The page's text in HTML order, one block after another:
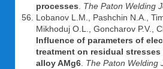
processes
The Paton Welding
Lobanov L.M., Pashchin N.A.,
Mikhoduj O.L., Goncharov P.V.,
Influence of parameters of
treatment on residual
alloy AMg6 The Paton Welding